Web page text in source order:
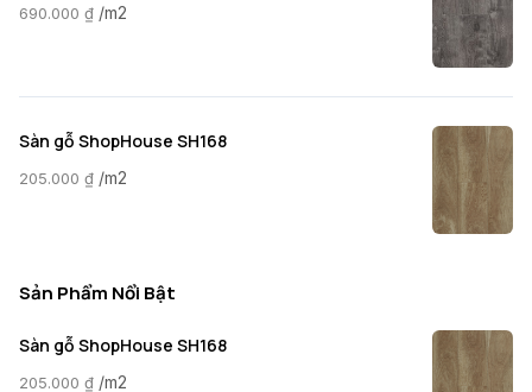
690.000 ₫ /m2
Sàn gỗ ShopHouse SH168
205.000 ₫ /m2
Sản Phẩm Nổi Bật
Sàn gỗ ShopHouse SH168
205.000 ₫ /m2